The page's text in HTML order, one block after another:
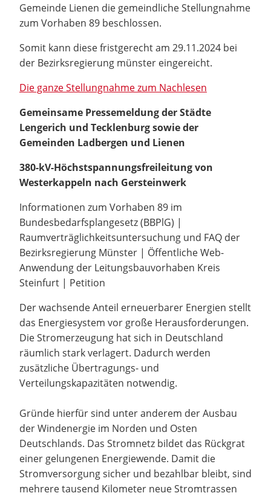
Gemeinde Lienen die gemeindliche Stellungnahme
zum Vorhaben 89 beschlossen.
Somit kann diese fristgerecht am 29.11.2024 bei
der Bezirksregierung münster eingereicht.
Die ganze Stellungnahme zum Nachlesen
Gemeinsame Pressemeldung der Städte
Lengerich und Tecklenburg sowie der
Gemeinden Ladbergen und Lienen
380-kV-Höchstspannungsfreileitung von
Westerkappeln nach Gersteinwerk
Informationen zum Vorhaben 89 im
Bundesbedarfsplangesetz (BBPlG) |
Raumverträglichkeitsuntersuchung und FAQ der
Bezirksregierung Münster | Öffentliche Web-
Anwendung der Leitungsbauvorhaben Kreis
Steinfurt | Petition
Der wachsende Anteil erneuerbarer Energien stellt
das Energiesystem vor große Herausforderungen.
Die Stromerzeugung hat sich in Deutschland
räumlich stark verlagert. Dadurch werden
zusätzliche Übertragungs- und
Verteilungskapazitäten notwendig.
Gründe hierfür sind unter anderem der Ausbau
der Windenergie im Norden und Osten
Deutschlands. Das Stromnetz bildet das Rückgrat
einer gelungenen Energiewende. Damit die
Stromversorgung sicher und bezahlbar bleibt, sind
mehrere tausend Kilometer neue Stromtrassen